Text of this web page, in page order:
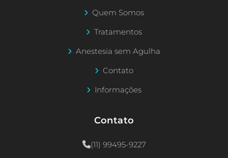
Quem Somos
Tratamentos
Anestesia sem Agulha
Contato
Informações
Contato
(11) 99495-9227